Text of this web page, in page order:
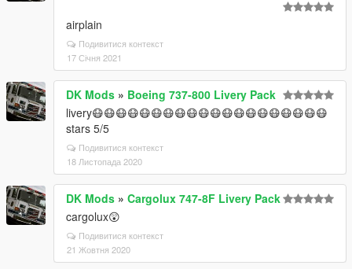
airplain
Подивитися контекст
17 Січня 2021
DK Mods » Boeing 737-800 Livery Pack
livery😷😷😷😷😷😷😷😷😷😷😷😷😷😷😷😷😷😷😷😷
stars 5/5
Подивитися контекст
18 Листопада 2020
DK Mods » Cargolux 747-8F Livery Pack
cargolux😲
Подивитися контекст
21 Жовтня 2020